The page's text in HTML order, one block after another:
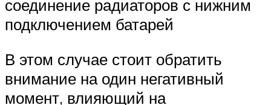
соединение радиаторов с нижним
подключением батарей
В этом случае стоит обратить
внимание на один негативный
момент, влияющий на